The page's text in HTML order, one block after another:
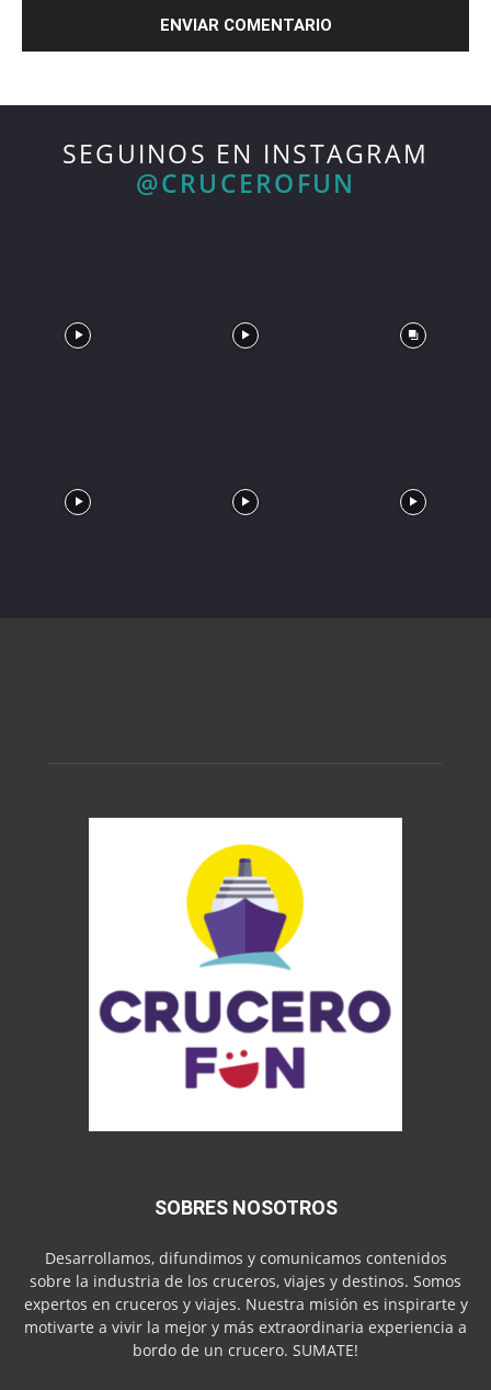
SEGUINOS EN INSTAGRAM
@CRUCEROFUN
SOBRES NOSOTROS
Desarrollamos, difundimos y comunicamos contenidos
sobre la industria de los cruceros, viajes y destinos. Somos
expertos en cruceros y viajes. Nuestra misión es inspirarte y
motivarte a vivir la mejor y más extraordinaria experiencia a
bordo de un crucero. SUMATE!